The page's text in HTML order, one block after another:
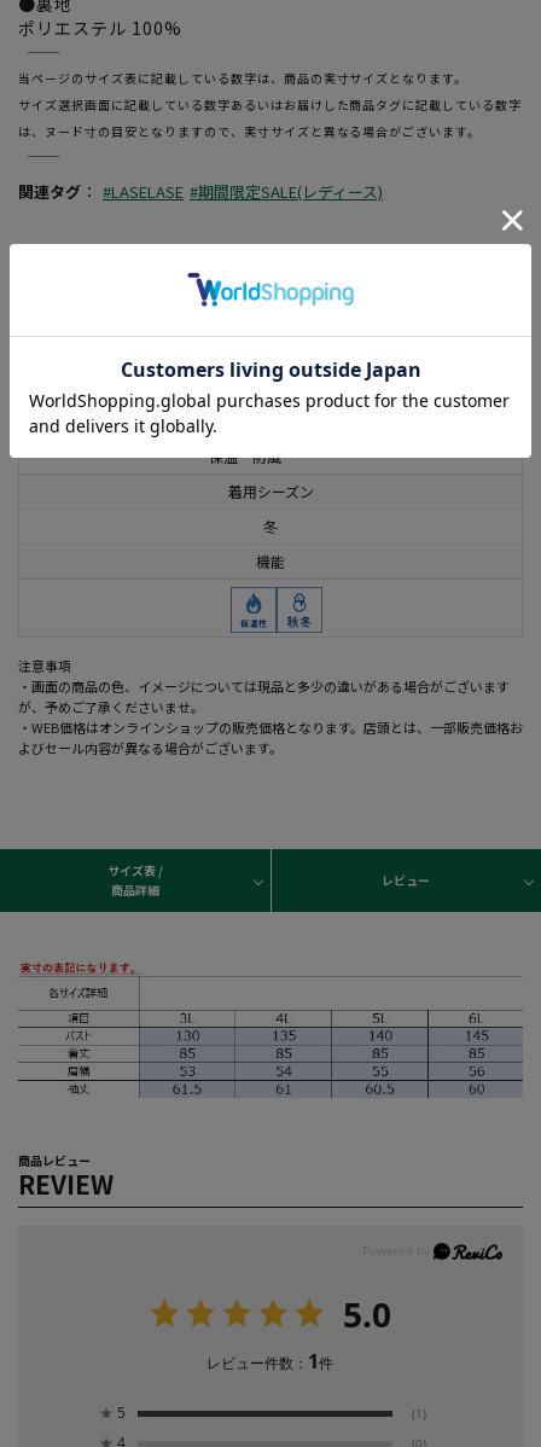
ポリエステル100%
保温 防風
着用シーズン
冬
機能
注意事項
・画面の商品の色、イメージについては現品と多少の違いがある場合がございます
が、予めご了承くださいませ。
・WEB価格はオンラインショップの販売価格となります。店頭とは、一部販売価格お
よびセール内容が異なる場合がございます。
ポリエステル 100%
―――――――――――――――――――――――
当ページのサイズ表に記載している数字は、商品の実寸サイズとなります。
サイズ選択画面に記載している数字あるいはお届けした商品タグに記載している数字
は、ヌード寸の目安となりますので、実寸サイズと異なる場合がございます。
―――――――――――――――――――――――
関連タグ ： #LASELASE #期間限定SALE(レディース)
この商品に関するお問い合わせはこちら
サイズ表 /
商品詳細
レビュー
商品レビュー
REVIEW
5.0
レビュー件数： 1件
★ 5 (1)